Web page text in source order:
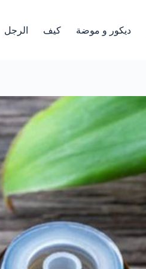
ديكور و موضة كيف الرجل